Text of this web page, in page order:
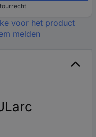
voor het product
melden